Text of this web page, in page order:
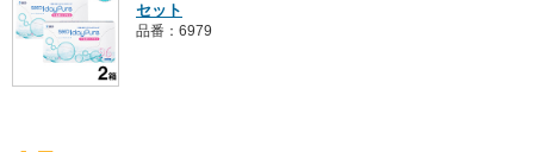
セット
品番：6979